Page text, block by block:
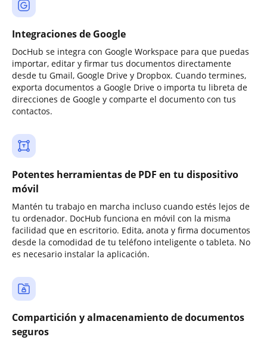
Integraciones de Google
DocHub se integra con Google Workspace para que puedas
importar, editar y firmar tus documentos directamente
desde tu Gmail, Google Drive y Dropbox. Cuando termines,
exporta documentos a Google Drive o importa tu libreta de
direcciones de Google y comparte el documento con tus
contactos.
Potentes herramientas de PDF en tu dispositivo
móvil
Mantén tu trabajo en marcha incluso cuando estés lejos de
tu ordenador. DocHub funciona en móvil con la misma
facilidad que en escritorio. Edita, anota y firma documentos
desde la comodidad de tu teléfono inteligente o tableta. No
es necesario instalar la aplicación.
Compartición y almacenamiento de documentos
seguros